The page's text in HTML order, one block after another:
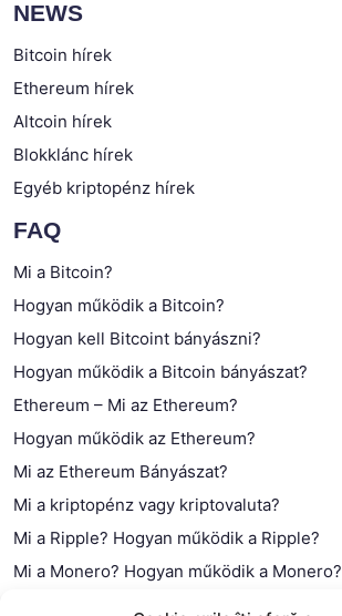
NEWS
Bitcoin hírek
Ethereum hírek
Altcoin hírek
Blokklánc hírek
Egyéb kriptopénz hírek
FAQ
Mi a Bitcoin?
Hogyan működik a Bitcoin?
Hogyan kell Bitcoint bányászni?
Hogyan működik a Bitcoin bányászat?
Ethereum – Mi az Ethereum?
Hogyan működik az Ethereum?
Mi az Ethereum Bányászat?
Mi a kriptopénz vagy kriptovaluta?
Mi a Ripple? Hogyan működik a Ripple?
Mi a Monero? Hogyan működik a Monero?